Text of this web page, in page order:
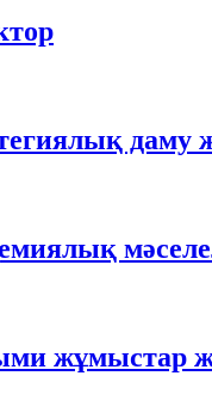
даму
жұмыстар